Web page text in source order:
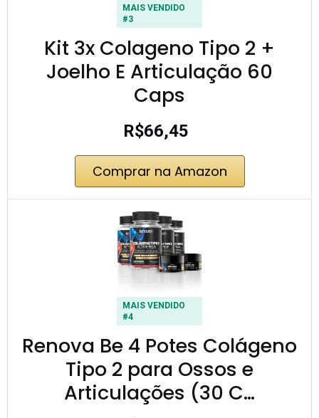
MAIS VENDIDO
#3
Kit 3x Colageno Tipo 2 +
Joelho E Articulação 60
Caps
R$66,45
Comprar na Amazon
MAIS VENDIDO
#4
Renova Be 4 Potes Colágeno
Tipo 2 para Ossos e
Articulações (30 C…